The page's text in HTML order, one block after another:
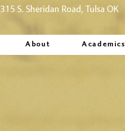
315 S. Sheridan Road, Tulsa OK
About Academics